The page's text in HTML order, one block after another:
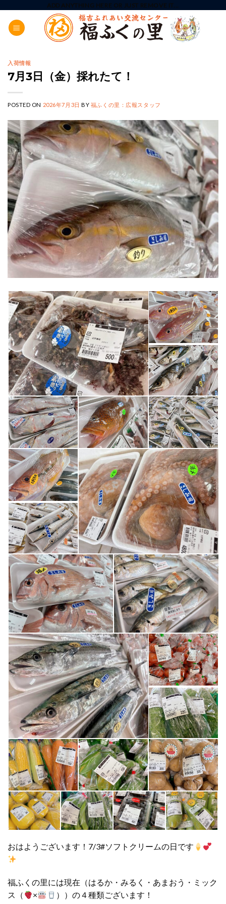
content
ADD ANYTHING HERE OR JUST REMOVE IT...
入荷情報
7月3日（金）採れたて！
POSTED ON 2026年7月3日 BY 福ふくの里：広報スタッフ
おはようございます！7/3#ソフトクリームの日です
福ふくの里には現在（はるか・みるく・あまおう・ミック
ス（
× ））の４種類ございます！